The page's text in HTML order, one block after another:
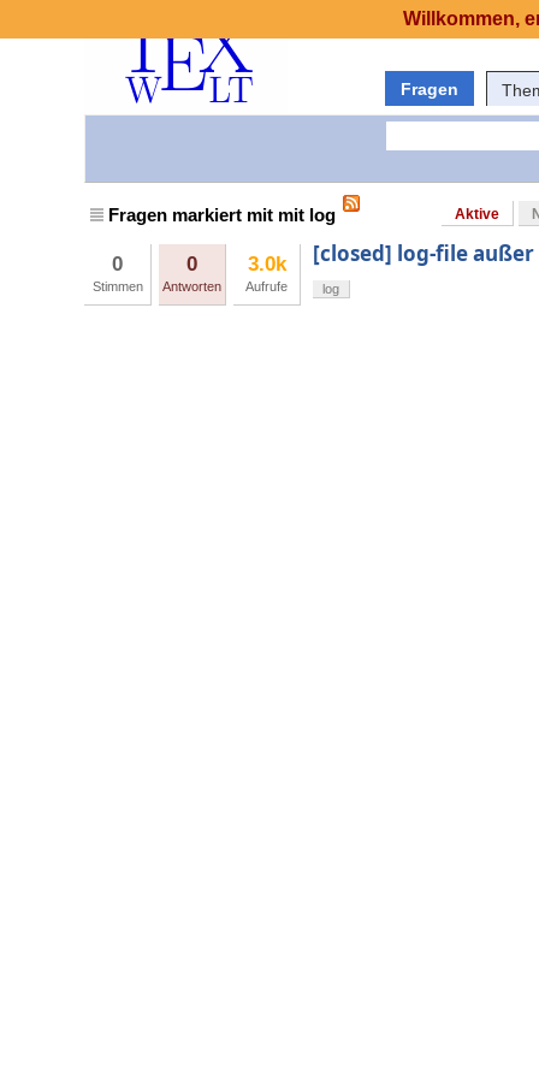
Fragen
Fragen markiert mit mit log Aktive
0
Stimmen
0
Antworten
3.0k
Aufrufe
[closed] log-file
log
Willkommen,